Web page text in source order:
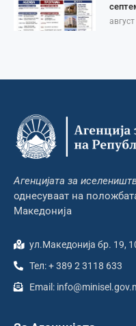
Агенцијата за
однесуваат на
Македонија
ул.Македонија бр. 19,
Тел: + 389 2 3118 633
Email: